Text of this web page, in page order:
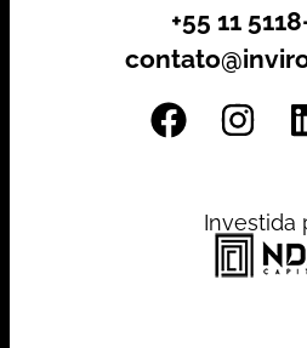
+55 11
Investida